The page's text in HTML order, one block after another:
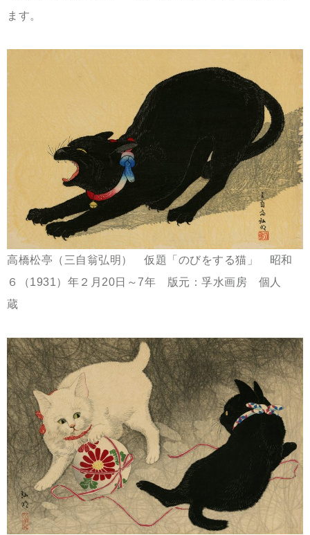
ます。
高橋松亭（三自翁弘明） 仮題「のびをする猫」 昭和
６（1931）年２月20日～7年 版元：孚水画房 個人
蔵